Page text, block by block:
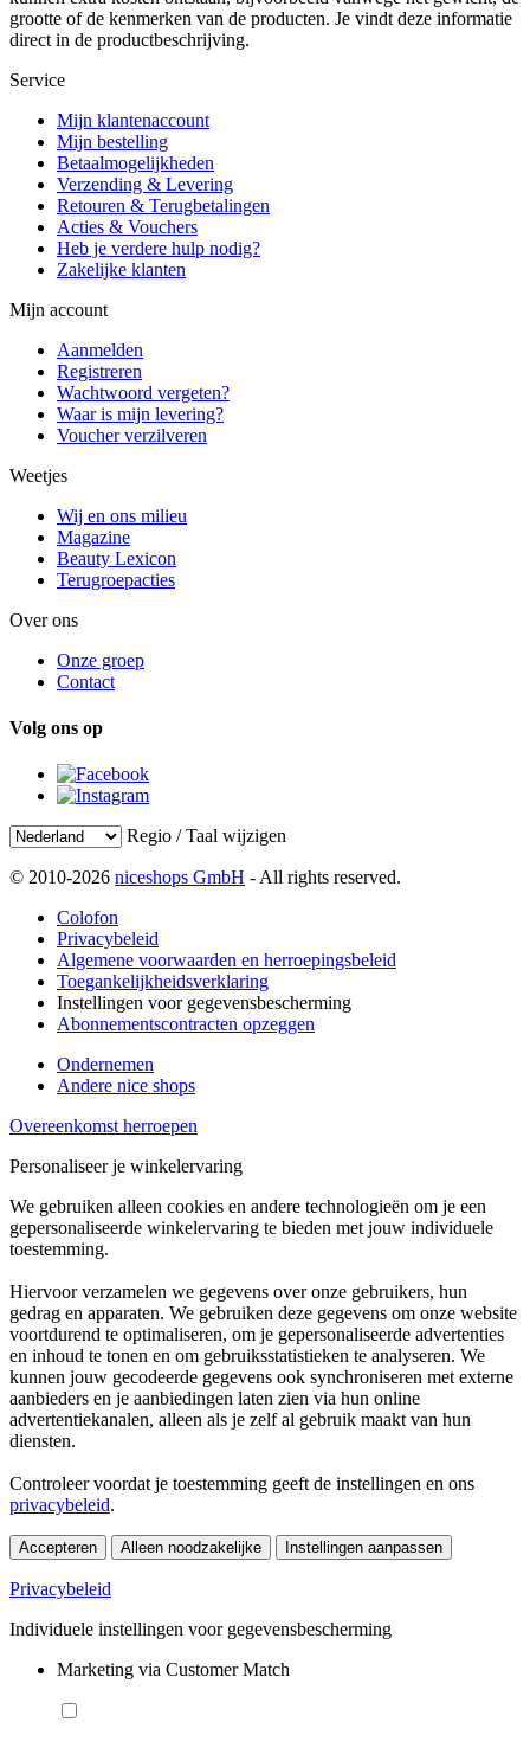
grootte of de kenmerken van de producten. Je vindt deze informatie
direct in de productbeschrijving.
Service
Mijn klantenaccount
Mijn bestelling
Betaalmogelijkheden
Verzending & Levering
Retouren & Terugbetalingen
Acties & Vouchers
Heb je verdere hulp nodig?
Zakelijke klanten
Mijn account
Aanmelden
Registreren
Wachtwoord vergeten?
Waar is mijn levering?
Voucher verzilveren
Weetjes
Wij en ons milieu
Magazine
Beauty Lexicon
Terugroepacties
Over ons
Onze groep
Contact
Volg ons op
Regio / Taal wijzigen
© 2010-2026 niceshops GmbH - All rights reserved.
Colofon
Privacybeleid
Algemene voorwaarden en herroepingsbeleid
Toegankelijkheidsverklaring
Instellingen voor gegevensbescherming
Abonnementscontracten opzeggen
Ondernemen
Andere nice shops
Overeenkomst herroepen
Personaliseer je winkelervaring
We gebruiken alleen cookies en andere technologieën om je een
gepersonaliseerde winkelervaring te bieden met jouw individuele
toestemming.
Hiervoor verzamelen we gegevens over onze gebruikers, hun
gedrag en apparaten. We gebruiken deze gegevens om onze website
voortdurend te optimaliseren, om je gepersonaliseerde advertenties
en inhoud te tonen en om gebruiksstatistieken te analyseren. We
kunnen jouw gecodeerde gegevens ook synchroniseren met externe
aanbieders en je aanbiedingen laten zien via hun online
advertentiekanalen, alleen als je zelf al gebruik maakt van hun
diensten.
Controleer voordat je toestemming geeft de instellingen en ons
privacybeleid.
Accepteren Alleen noodzakelijke Instellingen aanpassen
Privacybeleid
Individuele instellingen voor gegevensbescherming
Marketing via Customer Match